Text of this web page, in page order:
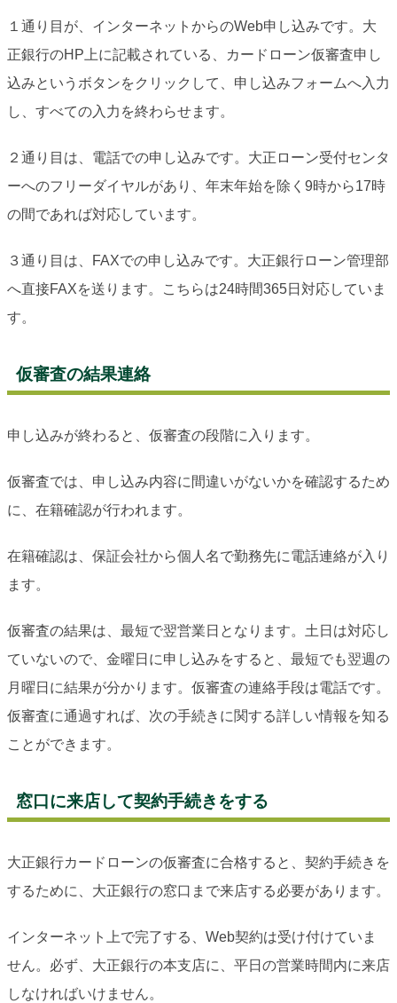
１通り目が、インターネットからのWeb申し込みです。大
正銀行のHP上に記載されている、カードローン仮審査申し
込みというボタンをクリックして、申し込みフォームへ入力
し、すべての入力を終わらせます。
２通り目は、電話での申し込みです。大正ローン受付センタ
ーへのフリーダイヤルがあり、年末年始を除く9時から17時
の間であれば対応しています。
３通り目は、FAXでの申し込みです。大正銀行ローン管理部
へ直接FAXを送ります。こちらは24時間365日対応していま
す。
仮審査の結果連絡
申し込みが終わると、仮審査の段階に入ります。
仮審査では、申し込み内容に間違いがないかを確認するため
に、在籍確認が行われます。
在籍確認は、保証会社から個人名で勤務先に電話連絡が入り
ます。
仮審査の結果は、最短で翌営業日となります。土日は対応し
ていないので、金曜日に申し込みをすると、最短でも翌週の
月曜日に結果が分かります。仮審査の連絡手段は電話です。
仮審査に通過すれば、次の手続きに関する詳しい情報を知る
ことができます。
窓口に来店して契約手続きをする
大正銀行カードローンの仮審査に合格すると、契約手続きを
するために、大正銀行の窓口まで来店する必要があります。
インターネット上で完了する、Web契約は受け付けていま
せん。必ず、大正銀行の本支店に、平日の営業時間内に来店
しなければいけません。